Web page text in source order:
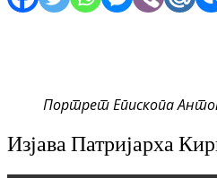
Портрет Епископа
Изјава Патријарха